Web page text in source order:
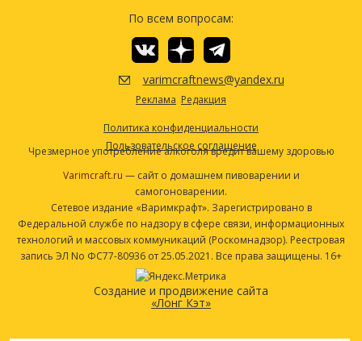
По всем вопросам:
varimcraftnews@yandex.ru
Реклама Редакция
Политика конфиденциальности
Пользовательское соглашение
Чрезмерное употребление алкоголя вредит вашему здоровью
Varimcraft.ru — сайт о домашнем пивоварении и
самогоноварении.
Сетевое издание «Варимкрафт». Зарегистрировано в
Федеральной службе по надзору в сфере связи, информационных
технологий и массовых коммуникаций (Роскомнадзор). Реестровая
запись ЭЛ No ФС77-80936 от 25.05.2021. Все права защищены. 16+
Создание и продвижение сайта
«Лонг Кэт»